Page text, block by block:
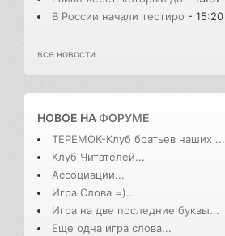
В России начали тестиро - 15:20
все новости
НОВОЕ НАФОРУМЕ
ТЕРЕМОК-Клуб братьев наших ...
Клуб Читателей...
Ассоциации...
Игра Слова =)...
Игра на две последние буквы...
Еще одна игра слова...